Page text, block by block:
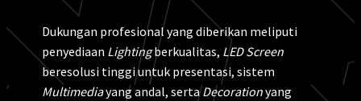
Dukungan profesional yang diberikan meliputi
penyediaan Lightingberkualitas, LED Screen
beresolusi tinggi untuk presentasi, sistem
Multimediayang andal, sertaDecorationyang